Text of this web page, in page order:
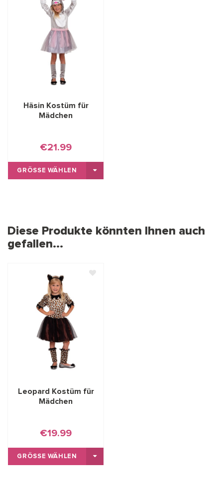
Häsin Kostüm für
Mädchen
€21.99
GRÖSSE WÄHLEN
Diese Produkte könnten Ihnen auch
gefallen...
Leopard Kostüm für
Mädchen
€19.99
GRÖSSE WÄHLEN